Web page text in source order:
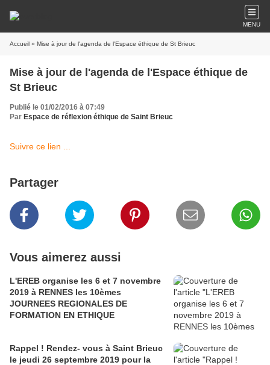
MENU
Accueil » Mise à jour de l'agenda de l'Espace éthique de St Brieuc
Mise à jour de l'agenda de l'Espace éthique de
St Brieuc
Publié le 01/02/2016 à 07:49
Par Espace de réflexion éthique de Saint Brieuc
Suivre ce lien ...
Partager
Vous aimerez aussi
L'EREB organise les 6 et 7 novembre
2019 à RENNES les 10èmes
JOURNEES REGIONALES DE
FORMATION EN ETHIQUE
Rappel ! Rendez- vous à Saint Brieuc
le jeudi 26 septembre 2019 pour la